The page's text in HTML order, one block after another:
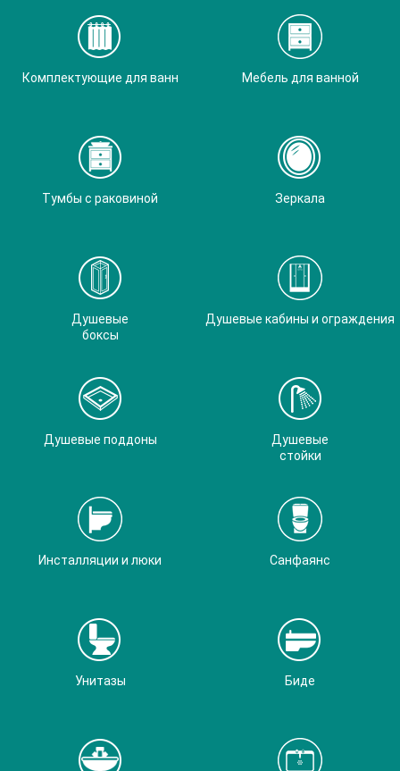
Комплектующие для ванн Мебель для ванной
Тумбы с раковиной Зеркала
Душевые
боксы
Душевые кабины и ограждения
Душевые поддоны
Душевые
стойки
Инсталляции и люки Санфаянс
Унитазы Биде